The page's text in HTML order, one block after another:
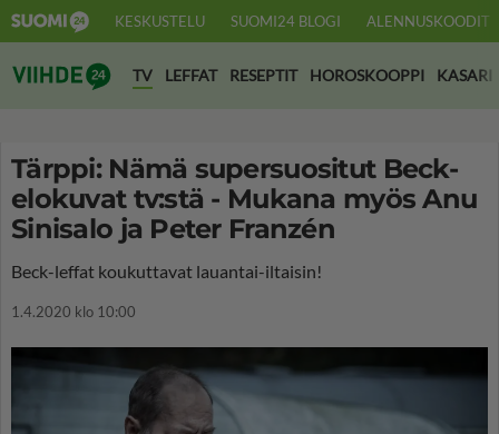
KESKUSTELU SUOMI24 BLOGI ALENNUSKOODIT
Suomi24 Viihde
TV LEFFAT RESEPTIT HOROSKOOPPI KASARI
Tärppi: Nämä supersuositut Beck-
elokuvat tv:stä - Mukana myös Anu
Sinisalo ja Peter Franzén
Beck-leffat koukuttavat lauantai-iltaisin!
1.4.2020 klo 10:00